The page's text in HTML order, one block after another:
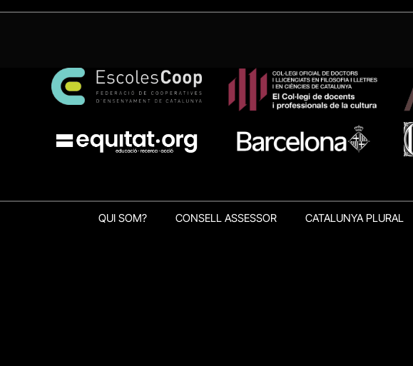
QUI SOM? CONSELL ASSESSOR CATALUNYA PLURAL